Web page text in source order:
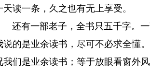
天读一条，久之也有无上享受。
还有一部老子，全书只五千字。
说的是业余读书，尽可不必求全懂
我们是业余读书；等于放眼看窗外